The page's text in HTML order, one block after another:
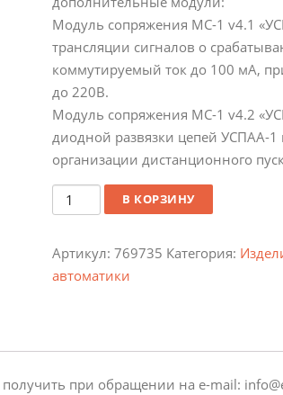
Модуль сопряжения МС-1 v4.1
трансляции сигналов о
коммутируемый ток до 100 мА,
до 220В.
Модуль сопряжения МС-1 v4.2
диодной развязки цепей УСПАА-1
организации дистанционного
КоличествоВ КОРЗИНУ
Артикул: 769735 Категория:
автоматики
при обращении на e-mail: